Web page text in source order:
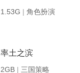
1.53G | 角色扮演
率土之滨
2GB | 三国策略